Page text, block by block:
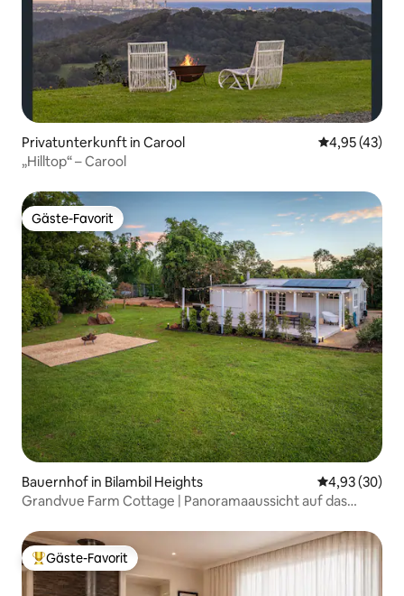
Privatunterkunft in Carool
4,95 (43)
„Hilltop“ – Carool
Gäste-Favorit
Gäste-Favorit
Bauernhof in Bilambil Heights
4,93 (30)
Grandvue Farm Cottage | Panoramaaussicht auf das
Beliebter Gäste-Favorit.
Gäste-Favorit